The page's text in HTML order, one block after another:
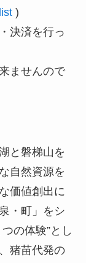
)
決済を行っ
ませんので
と磐梯山を
自然資源を
価値創出に
・町」をシ
の体験”とし
猪苗代発の